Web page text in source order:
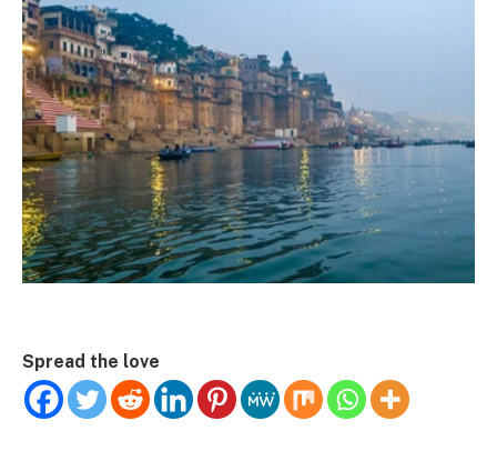
Spread the love